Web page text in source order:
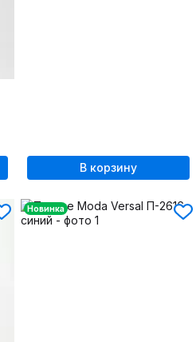
В корзину
Новинка